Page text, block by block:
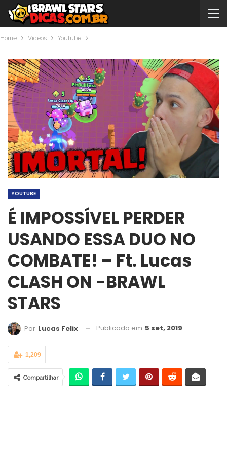
Home Videos Youtube
YOUTUBE
É IMPOSSÍVEL PERDER
USANDO ESSA DUO NO
COMBATE! – Ft. Lucas
CLASH ON -BRAWL
STARS
Por Lucas Felix Publicado em 5 set, 2019
1,209
Compartilhar